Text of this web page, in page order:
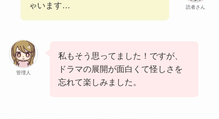
読者さん
ゃいます…
管理人
私もそう思ってました！ですが、
ドラマの展開が面白くて怪しさを
忘れて楽しみました。